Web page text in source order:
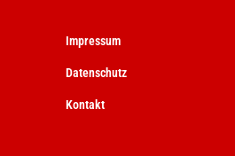
Impressum
Datenschutz
Kontakt